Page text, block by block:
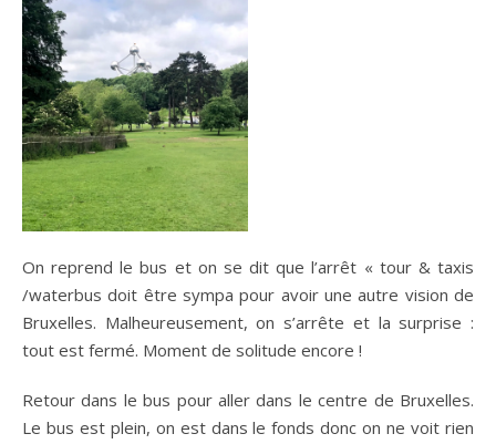
On reprend le bus et on se dit que l’arrêt « tour & taxis
/waterbus doit être sympa pour avoir une autre vision de
Bruxelles. Malheureusement, on s’arrête et la surprise :
tout est fermé. Moment de solitude encore !
Retour dans le bus pour aller dans le centre de Bruxelles.
Le bus est plein, on est dans le fonds donc on ne voit rien